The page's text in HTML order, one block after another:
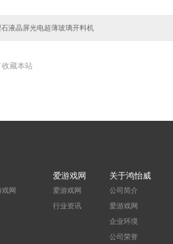
液晶屏光电超薄玻璃开料机
收藏本站
网
爱游戏网
爱游戏网
行业资讯
关于鸿怡威
公司简介
爱游戏网
企业环境
公司荣誉